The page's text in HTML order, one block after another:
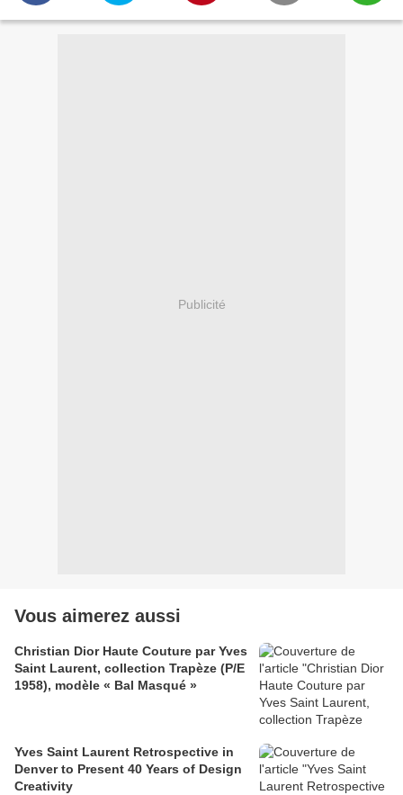
Publicité
Vous aimerez aussi
Christian Dior Haute Couture par Yves
Saint Laurent, collection Trapèze (P/E
1958), modèle « Bal Masqué »
Yves Saint Laurent Retrospective in
Denver to Present 40 Years of Design
Creativity